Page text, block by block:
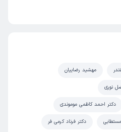
مهشید رضاییان
نوری
دکتر احمد کاظمی موموندی
دکتر فرناد کرمی فر